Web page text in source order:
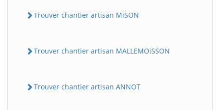
Trouver chantier artisan MiSON
Trouver chantier artisan MALLEMOiSSON
Trouver chantier artisan ANNOT